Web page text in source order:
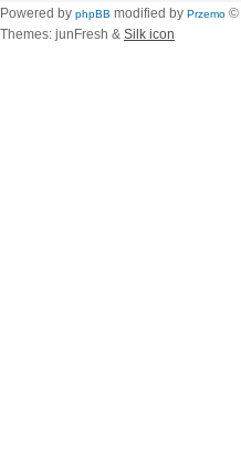
Powered by phpBB modified by Przemo ©
Themes: junFresh & Silk icon